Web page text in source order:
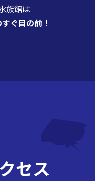
族館は
ぐ目の前！
セス